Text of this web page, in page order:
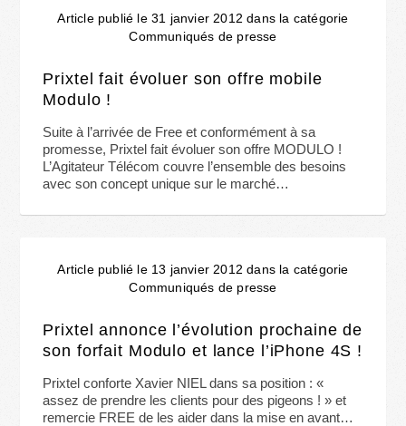
Article publié le 31 janvier 2012 dans la catégorie
Communiqués de presse
Prixtel fait évoluer son offre mobile
Modulo !
Suite à l’arrivée de Free et conformément à sa
promesse, Prixtel fait évoluer son offre MODULO !
L’Agitateur Télécom couvre l’ensemble des besoins
avec son concept unique sur le marché…
Article publié le 13 janvier 2012 dans la catégorie
Communiqués de presse
Prixtel annonce l’évolution prochaine de
son forfait Modulo et lance l’iPhone 4S !
Prixtel conforte Xavier NIEL dans sa position : «
assez de prendre les clients pour des pigeons ! » et
remercie FREE de les aider dans la mise en avant…